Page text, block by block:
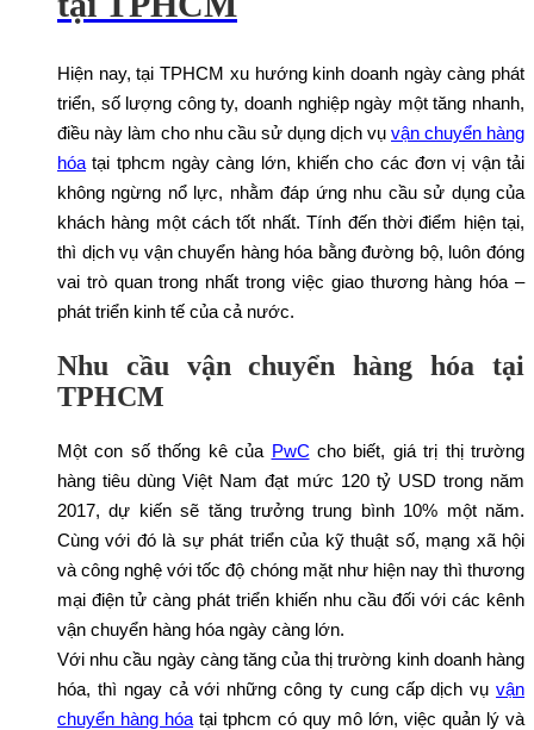
Hiện nay, tại TPHCM xu hướng kinh doanh ngày càng phát
triển, số lượng công ty, doanh nghiệp ngày một tăng nhanh,
điều này làm cho nhu cầu sử dụng dịch vụ vận chuyển hàng
hóa tại tphcm ngày càng lớn, khiến cho các đơn vị vận tải
không ngừng nổ lực, nhằm đáp ứng nhu cầu sử dụng của
khách hàng một cách tốt nhất. Tính đến thời điểm hiện tại,
thì dịch vụ vận chuyển hàng hóa bằng đường bộ, luôn đóng
vai trò quan trong nhất trong việc giao thương hàng hóa –
phát triển kinh tế của cả nước.
Nhu cầu vận chuyển hàng hóa tại
TPHCM
Một con số thống kê của PwC cho biết, giá trị thị trường
hàng tiêu dùng Việt Nam đạt mức 120 tỷ USD trong năm
2017, dự kiến sẽ tăng trưởng trung bình 10% một năm.
Cùng với đó là sự phát triển của kỹ thuật số, mạng xã hội
và công nghệ với tốc độ chóng mặt như hiện nay thì thương
mại điện tử càng phát triển khiến nhu cầu đối với các kênh
vận chuyển hàng hóa ngày càng lớn.
Với nhu cầu ngày càng tăng của thị trường kinh doanh hàng
hóa, thì ngay cả với những công ty cung cấp dịch vụ vận
chuyển hàng hóa tại tphcm có quy mô lớn, việc quản lý và